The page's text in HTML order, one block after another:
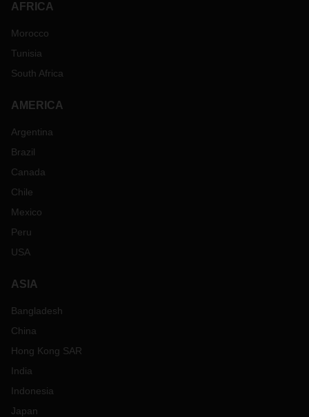
AFRICA
Morocco
Tunisia
South Africa
AMERICA
Argentina
Brazil
Canada
Chile
Mexico
Peru
USA
ASIA
Bangladesh
China
Hong Kong SAR
India
Indonesia
Japan